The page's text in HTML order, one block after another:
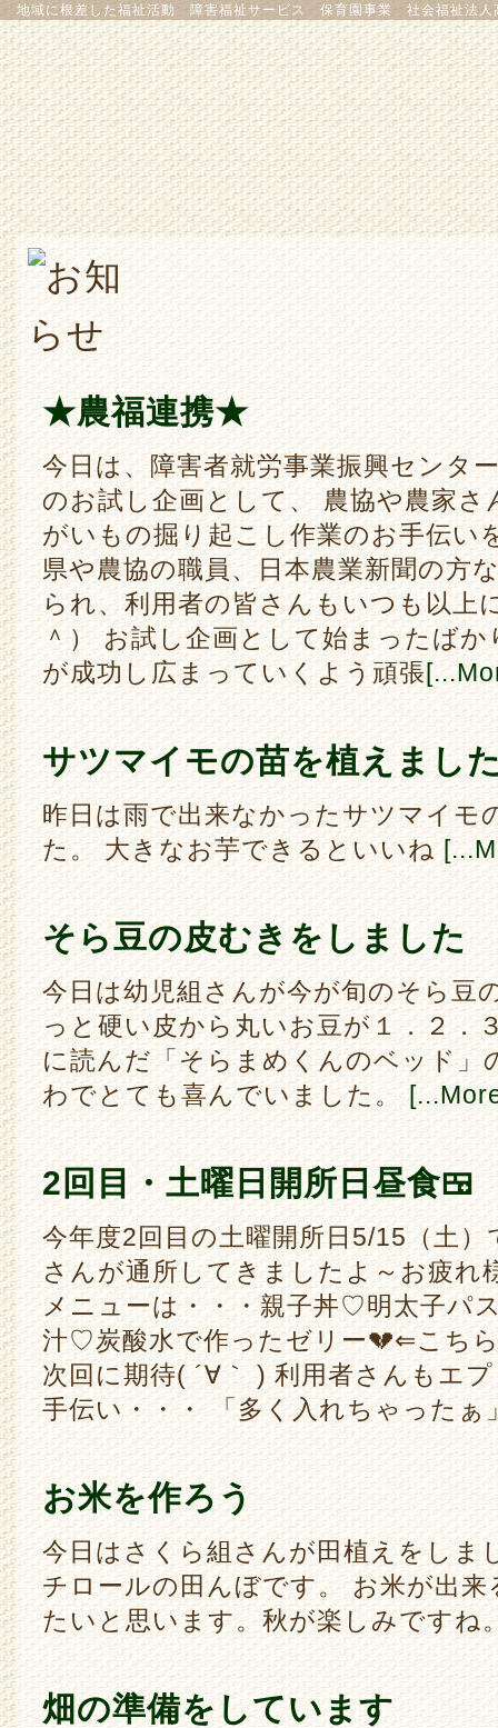
地域に根差した福祉活動 障害福祉サービス 保育園事業 社会福祉法人
★農福連携★
今日は、障害者就労事業振興センタ
のお試し企画として、 農協や農家
がいもの掘り起こし作業のお手伝い
県や農協の職員、日本農業新聞の方
られ、利用者の皆さんもいつも以上
＾） お試し企画として始まったば
が成功し広まっていくよう頑張
サツマイモの苗を植えまし
昨日は雨で出来なかったサツマイモ
た。 大きなお芋できるといいね
そら豆の皮むきをしました
今日は幼児組さんが今が旬のそら豆
っと硬い皮から丸いお豆が１．２．
に読んだ「そらまめくんのベッド」
わでとても喜んでいました。
2回目・土曜日開所日昼食🍱
今年度2回目の土曜開所日5/15（土
さんが通所してきましたよ～お疲れ
メニューは・・・親子丼♡明太子パ
汁♡炭酸水で作ったゼリー💔⇐こち
次回に期待( ´∀｀ ) 利用者さんもエ
手伝い・・・ 「多く入れちゃったぁ
お米を作ろう
今日はさくら組さんが田植えをし
チロールの田んぼです。 お米が出
たいと思います。秋が楽しみですね
畑の準備をしています